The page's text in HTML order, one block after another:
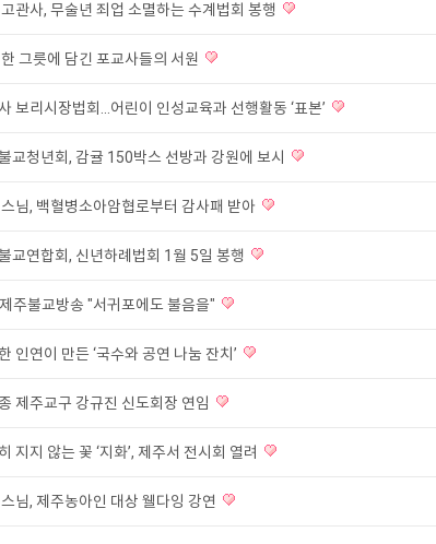
관사, 무술년 죄업 소멸하는 수계법회 봉행
그릇에 담긴 포교사들의 서원
보리시장법회...어린이 인성교육과 선행활동 ‘표본’
교청년회, 감귤 150박스 선방과 강원에 보시
님, 백혈병소아암협로부터 감사패 받아
교연합회, 신년하례법회 1월 5일 봉행
주불교방송 "서귀포에도 불음을"
인연이 만든 ‘국수와 공연 나눔 잔치’
제주교구 강규진 신도회장 연임
지지 않는 꽃 ‘지화’, 제주서 전시회 열려
님, 제주농아인 대상 웰다잉 강연